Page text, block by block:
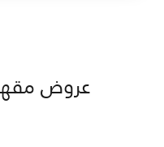
عروض